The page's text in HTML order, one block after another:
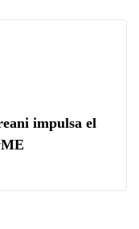
impulsa el